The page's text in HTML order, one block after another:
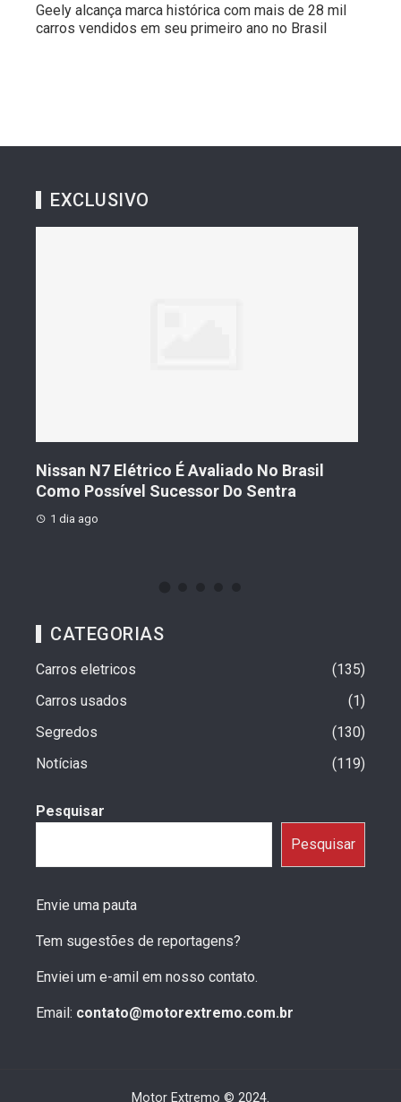
Geely alcança marca histórica com mais de 28 mil
carros vendidos em seu primeiro ano no Brasil
EXCLUSIVO
Nissan N7 Elétrico É Avaliado No Brasil
Como Possível Sucessor Do Sentra
1 dia ago
CATEGORIAS
Carros eletricos
135
Carros usados
1
Segredos
130
Notícias
119
Pesquisar
Pesquisar
Envie uma pauta
Tem sugestões de reportagens?
Enviei um e-amil em nosso contato.
Email: contato@motorextremo.com.br
Motor Extremo © 2024.